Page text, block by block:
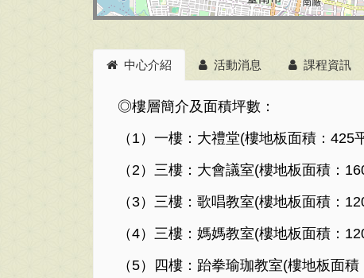
中心介紹 活動消息 課程資訊
◎樓層簡介及面積坪數：
（1）一樓：大禮堂(樓地板面積：425
（2）三樓：大會議室(樓地板面積：
（3）三樓：歌唱教室(樓地板面積：
（4）三樓：媽媽教室(樓地板面積：
（5）四樓：跆拳瑜珈教室(樓地板面